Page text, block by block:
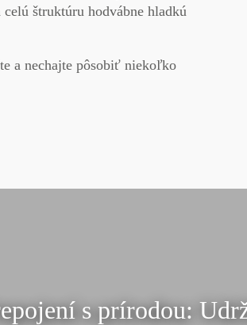
štruktúru hodvábne hladkú
a nechajte pôsobiť niekoľko
s prírodou: